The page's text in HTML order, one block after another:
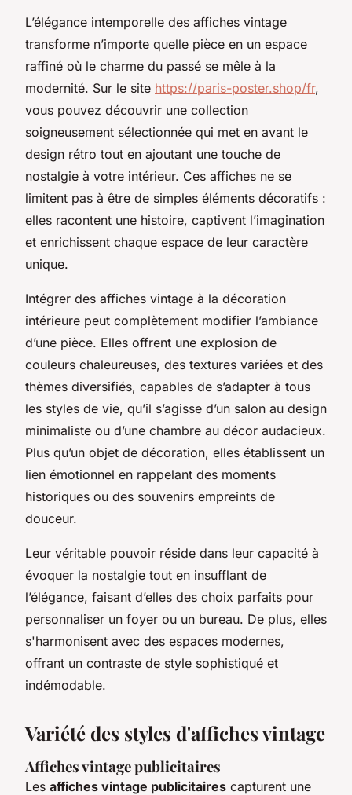
L’élégance intemporelle des affiches vintage
transforme n’importe quelle pièce en un espace
raffiné où le charme du passé se mêle à la
modernité. Sur le site https://paris-poster.shop/fr,
vous pouvez découvrir une collection
soigneusement sélectionnée qui met en avant le
design rétro tout en ajoutant une touche de
nostalgie à votre intérieur. Ces affiches ne se
limitent pas à être de simples éléments décoratifs :
elles racontent une histoire, captivent l’imagination
et enrichissent chaque espace de leur caractère
unique.
Intégrer des affiches vintage à la décoration
intérieure peut complètement modifier l’ambiance
d’une pièce. Elles offrent une explosion de
couleurs chaleureuses, des textures variées et des
thèmes diversifiés, capables de s’adapter à tous
les styles de vie, qu’il s’agisse d’un salon au design
minimaliste ou d’une chambre au décor audacieux.
Plus qu’un objet de décoration, elles établissent un
lien émotionnel en rappelant des moments
historiques ou des souvenirs empreints de
douceur.
Leur véritable pouvoir réside dans leur capacité à
évoquer la nostalgie tout en insufflant de
l’élégance, faisant d’elles des choix parfaits pour
personnaliser un foyer ou un bureau. De plus, elles
s'harmonisent avec des espaces modernes,
offrant un contraste de style sophistiqué et
indémodable.
Variété des styles d'affiches vintage
Affiches vintage publicitaires
Les affiches vintage publicitaires capturent une